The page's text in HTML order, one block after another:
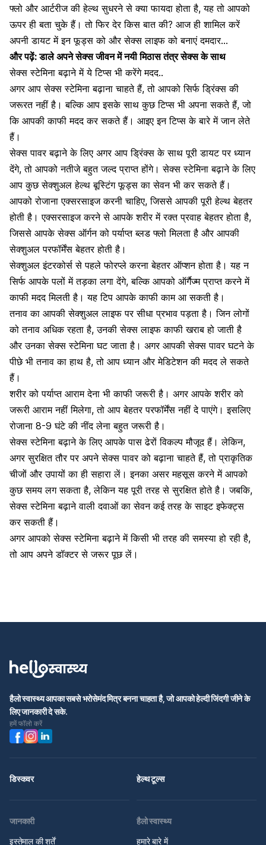
फ्लो और आर्टरीज की हेल्थ सुधरने से क्या फायदा होता है, यह तो आपको
ऊपर ही बता चुके हैं। तो फिर देर किस बात की? आज ही शामिल करें
अपनी डायट में इन फूड्स को और सेक्स लाइफ को बनाएं दमदार…
और पढ़ें:डाले अपने सेक्स जीवन में नयी मिठास तंत्र सेक्स के साथ
सेक्स स्टेमिना बढ़ाने में ये टिप्स भी करेंगे मदद..
अगर आप सेक्स स्टेमिना बढ़ाना चाहते हैं, तो आपको सिर्फ ड्रिंक्स की
जरूरत नहीं है। बल्कि आप इसके साथ कुछ टिप्स भी अपना सकते हैं, जो
कि आपकी काफी मदद कर सकते हैं। आइए इन टिप्स के बारे में जान लेते
हैं।
सेक्स पावर बढ़ाने के लिए अगर आप ड्रिंक्स के साथ पूरी डायट पर ध्यान
देंगे, तो आपको नतीजे बहुत जल्द प्राप्त होंगे। सेक्स स्टेमिना बढ़ाने के लिए
आप कुछ सेक्शुअल हेल्थ बूस्टिंग फूड्स का सेवन भी कर सकते हैं।
आपको रोजाना एक्सरसाइज करनी चाहिए, जिससे आपकी पूरी हेल्थ बेहतर
होती है। एक्सरसाइज करने से आपके शरीर में रक्त प्रवाह बेहतर होता है,
जिससे आपके सेक्स ऑर्गन को पर्याप्त ब्लड फ्लो मिलता है और आपकी
सेक्शुअल परफॉर्मेंस बेहतर होती है।
सेक्शुअल इंटरकोर्स से पहलेफोरप्ले करना बेहतर ऑप्शन होता है। यह न
सिर्फ आपके पलों में तड़का लगा देंगे, बल्कि आपको ऑर्गैज्म प्राप्त करने में
काफी मदद मिलती है। यह टिप आपके काफी काम आ सकती है ।
तनाव का आपकी सेक्शुअल लाइफ पर सीधा प्रभाव पड़ता है। जिन लोगों
को तनाव अधिक रहता है, उनकी सेक्स लाइफ काफी खराब हो जाती है
और उनका सेक्स स्टेमिना घट जाता है। अगर आपकी सेक्स पावर घटने के
पीछे भी तनाव का हाथ है, तो आप ध्यान और मेडिटेशन की मदद ले सकते
हैं।
शरीर को पर्याप्त आराम देना भी काफी जरूरी है। अगर आपके शरीर को
जरूरी आराम नहीं मिलेगा, तो आप बेहतर परफॉर्मेंस नहीं दे पाएंगे। इसलिए
रोजाना 8-9 घंटे की नींद लेना बहुत जरूरी है।
सेक्स स्टेमिना बढ़ाने के लिए आपके पास ढेरों विकल्प मौजूद हैं। लेकिन,
अगर सुरक्षित तौर पर अपने सेक्स पावर को बढ़ाना चाहते हैं, तो प्राकृतिक
चीजों और उपायों का ही सहारा लें। इनका असर महसूस करने में आपको
कुछ समय लग सकता है, लेकिन यह पूरी तरह से सुरक्षित होते है। जबकि,
सेक्स स्टेमिना बढ़ाने वाली दवाओं का सेवन कई तरह के साइट इफेक्ट्स
कर सकती हैं।
अगर आपको सेक्स स्टेमिना बढ़ाने में किसी भी तरह की समस्या हो रही है,
तो आप अपने डॉक्टर से जरूर पूछ लें।
हैलो स्वास्थ्य आपका सबसे भरोसेमंद मित्र बनना चाहता है, जो आपको हेल्दी जिंदगी जीने के
लिए जानकारी दे सके.
हमें फॉलो करें
डिस्कवर हेल्थ टूल्स
जानकारी
इस्तेमाल की शर्तें
हैलो स्वास्थ्य
हमारे बारे में